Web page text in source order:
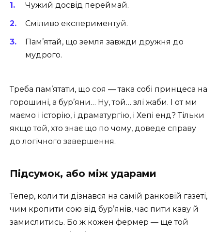
Чужий досвід переймай.
Сміливо експериментуй.
Пам’ятай, що земля завжди дружня до
мудрого.
Треба пам’ятати, що соя — така собі принцеса на
горошині, а бур’яни… Ну, той… злі жаби. І от ми
маємо і історію, і драматургію, і Хепі енд? Тільки
якщо той, хто знає що по чому, доведе справу
до логічного завершення.
Підсумок, або між ударами
Тепер, коли ти дізнався на самій ранковій газеті,
чим кропити сою від бур’янів, час пити каву й
замислитись. Бо ж кожен фермер — ще той